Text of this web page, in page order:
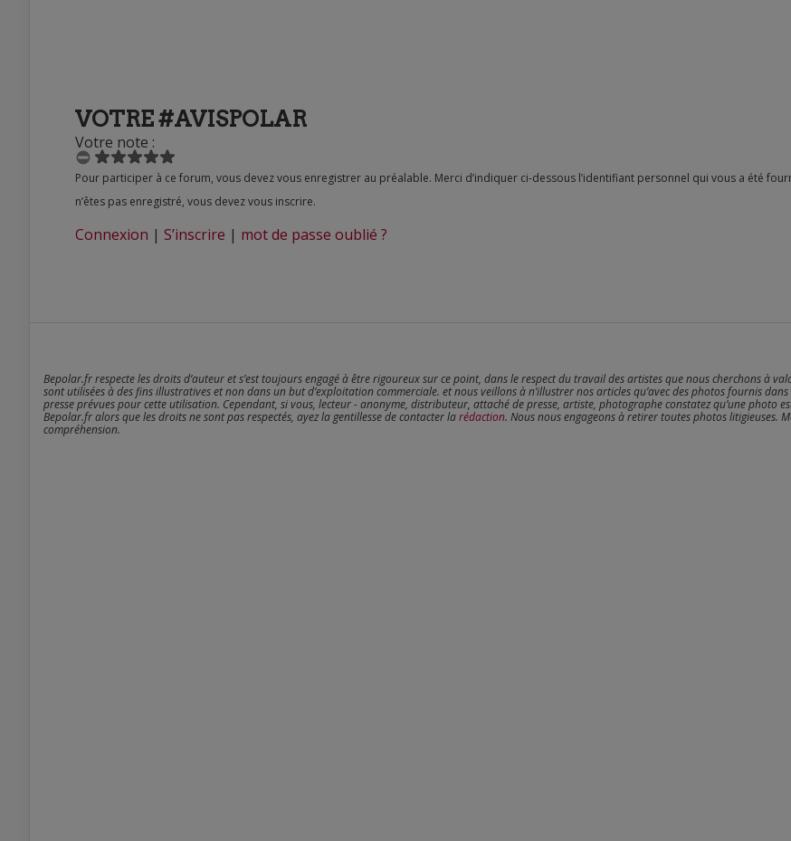
VOTRE #AVISPOLAR
Votre note :
Pour participer à ce forum, vous devez vous enregistrer au préalable. Merci d’indiquer ci-dessous l’identifiant personnel qui vous a été fourni. Si vous
n’êtes pas enregistré, vous devez vous inscrire.
Connexion | S’inscrire | mot de passe oublié ?
Bepolar.fr respecte les droits d’auteur et s’est toujours engagé à être rigoureux sur ce point, dans le respect du travail des artistes que nous cherchons à
sont utilisées à des fins illustratives et non dans un but d’exploitation commerciale. et nous veillons à n’illustrer nos articles qu’avec des photos fournis dans
presse prévues pour cette utilisation. Cependant, si vous, lecteur - anonyme, distributeur, attaché de presse, artiste, photographe constatez qu’une photo
Bepolar.fr alors que les droits ne sont pas respectés, ayez la gentillesse de contacter larédaction. Nous nous engageons à retirer toutes photos litigieuses.
compréhension.